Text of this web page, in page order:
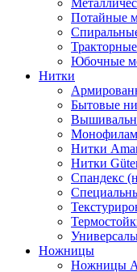
Потайные
Юбочные
Нитки
Бытовые
Нитки
Нитки
Спандекс
Ножницы
Ножницы